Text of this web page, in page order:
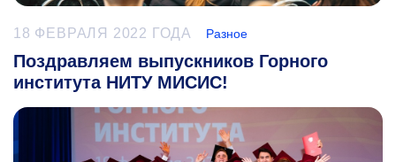
18 ФЕВРАЛЯ 2022 ГОДА Разное
Поздравляем выпускников Горного
института НИТУ МИСИС!